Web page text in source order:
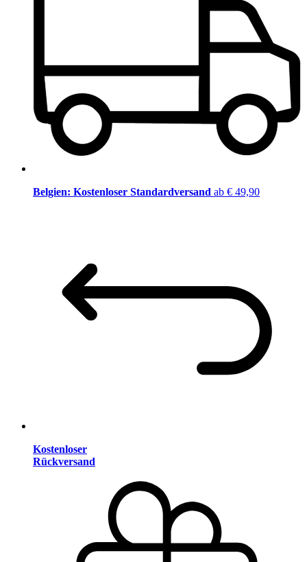
Belgien: Kostenloser Standardversand ab € 49,90
Kostenloser
Rückversand